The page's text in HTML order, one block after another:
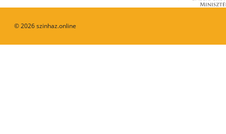
©2026szinhaz.online